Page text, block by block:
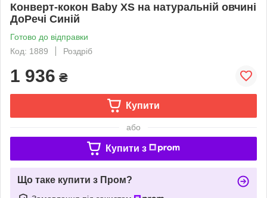
Конверт-кокон Baby XS на натуральній овчині
ДоРечі Синій
Готово до відправки
Код: 1889
Роздріб
1 936 ₴
Купити
або
Купити з
Що таке купити з Пром?